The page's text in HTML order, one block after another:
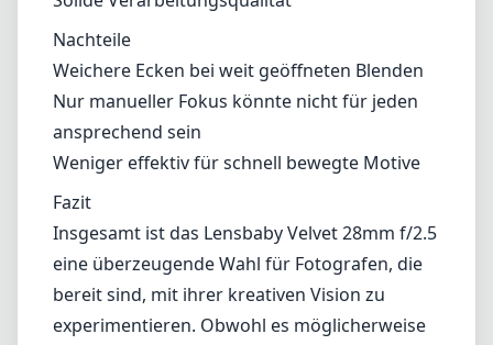
bereit sind, mit ihrer kreativen Vision zu
experimentieren. Obwohl es möglicherweise
nicht für jedes Szenario geeignet ist –
insbesondere wenn Schärfe von größter
Bedeutung ist – ist es ein hervorragendes
künstlerisches Werkzeug, das im überfüllten
Objektivmarkt heraussticht. Wenn Sie Bilder
erstellen möchten, die eine betörende
Qualität einfangen, ist dieses Objektiv auf
jeden Fall eine Überlegung wert für Ihr Canon
RF-Setup.